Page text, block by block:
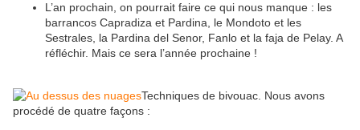
L’an prochain, on pourrait faire ce qui nous manque : les
barrancos Capradiza et Pardina, le Mondoto et les
Sestrales, la Pardina del Senor, Fanlo et la faja de Pelay. A
réfléchir. Mais ce sera l’année prochaine !
Techniques de bivouac. Nous avons
procédé de quatre façons :